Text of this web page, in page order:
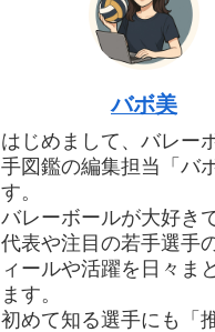
バボ美
はじめまして、バレー
手図鑑の編集担当「バ
す。
バレーボールが大好き
代表や注目の若手選手
ィールや活躍を日々ま
ます。
初めて知る選手にも「